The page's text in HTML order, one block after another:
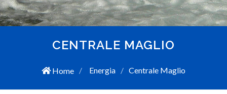
CENTRALE MAGLIO
Home Energia Centrale Maglio